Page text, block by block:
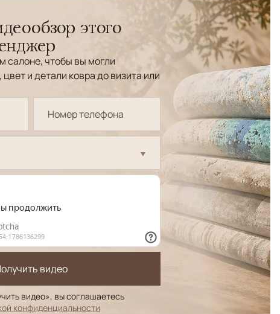
этого
салоне, чтобы вы могли
и детали ковра до визита или
видео
видео», вы соглашаетесь
конфиденциальности